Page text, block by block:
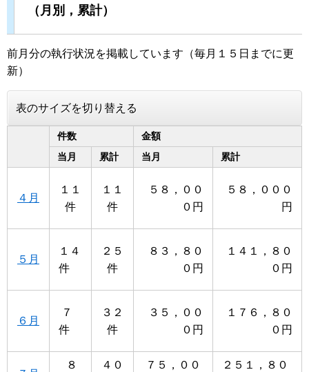
（月別，累計）
前月分の執行状況を掲載しています（毎月１５日までに更
新）
表のサイズを切り替える
件数
金額
当月
累計 当月 累計
４月
１１
件
１１
件
５８，００
０円
５８，０００
円
５月
１４
件
２５
件
８３，８０
０円
１４１，８０
０円
６月
７
件
３２
件
３５，００
０円
１７６，８０
０円
８
４０
７５，００
２５１，８０